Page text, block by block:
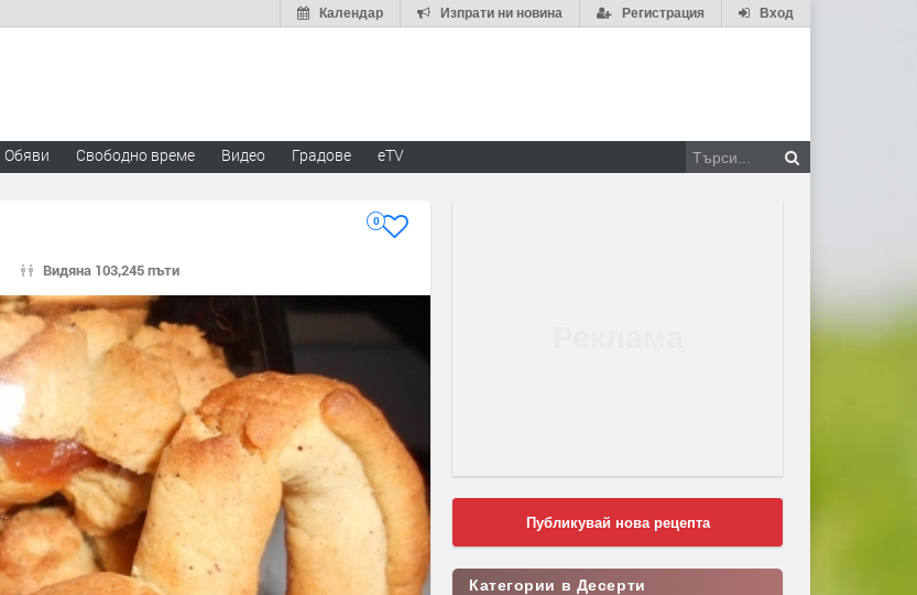
Вход
Регистрация
Изпрати ни новина
Календар
Обяви Свободно време Видео Градове eTV
0
Видяна 103,245 пъти
Публикувай нова рецепта
Категории в Десерти